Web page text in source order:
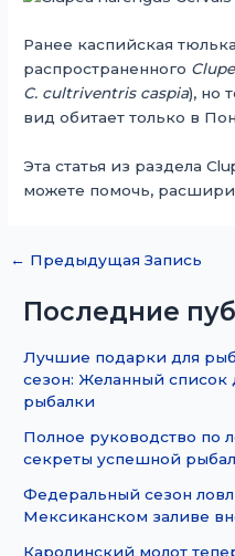
Ранее каспийская
распространенного
C. cultriventris caspia), но
вид обитает только в
Эта статья из раздела
можете помочь,
← Предыдущая Запись
Последние
Лучшие подарки для
сезон: Желанный список
рыбалки
Полное руководство по
секреты успешной
Федеральный сезон
Мексиканском заливе
Каролинский молот